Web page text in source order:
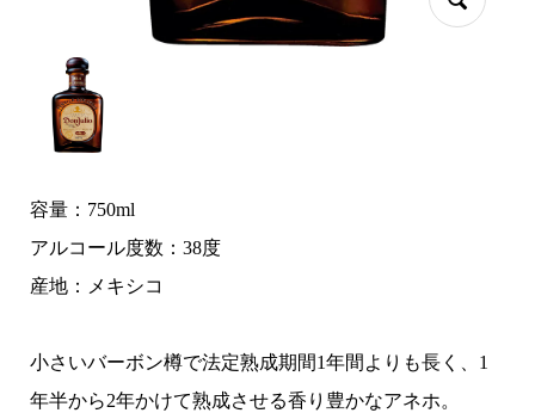
容量：750ml
アルコール度数：38度
産地：メキシコ
小さいバーボン樽で法定熟成期間1年間よりも長く、1
年半から2年かけて熟成させる香り豊かなアネホ。